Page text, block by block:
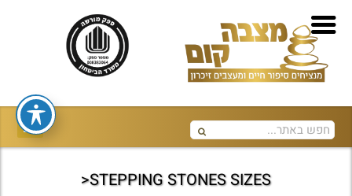
STEPPING STONES SIZES<